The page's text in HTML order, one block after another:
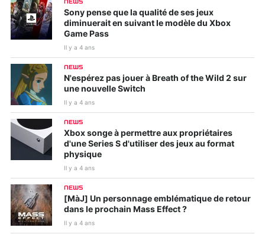
NEWS
Sony pense que la qualité de ses jeux
diminuerait en suivant le modèle du Xbox
Game Pass
Il y a 4 ans
NEWS
N'espérez pas jouer à Breath of the Wild 2 sur
une nouvelle Switch
Il y a 4 ans
NEWS
Xbox songe à permettre aux propriétaires
d'une Series S d'utiliser des jeux au format
physique
Il y a 4 ans
NEWS
[MàJ] Un personnage emblématique de retour
dans le prochain Mass Effect ?
Il y a 4 ans